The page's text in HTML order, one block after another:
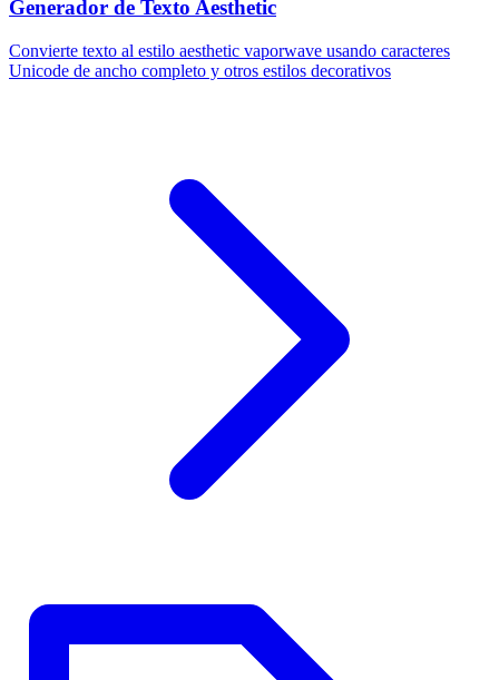
Generador de Texto Aesthetic
Convierte texto al estilo aesthetic vaporwave usando caracteres
Unicode de ancho completo y otros estilos decorativos